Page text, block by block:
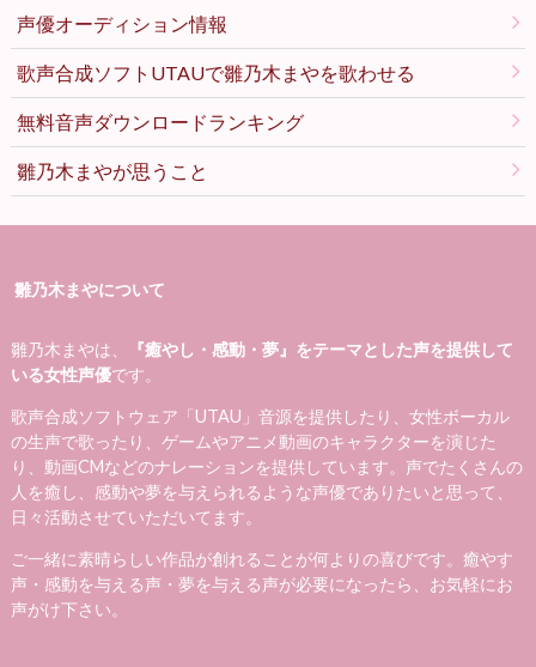
声優オーディション情報
歌声合成ソフトUTAUで雛乃木まやを歌わせる
無料音声ダウンロードランキング
雛乃木まやが思うこと
雛乃木まやについて
雛乃木まやは、
『癒やし・感動・夢』をテーマとした声を提供して
いる女性声優です。
歌声合成ソフトウェア「UTAU」音源を提供したり、女性ボーカル
の生声で歌ったり、ゲームやアニメ動画のキャラクターを演じた
り、動画CMなどのナレーションを提供しています。声でたくさんの
人を癒し、感動や夢を与えられるような声優でありたいと思って、
日々活動させていただいてます。
ご一緒に素晴らしい作品が創れることが何よりの喜びです。癒やす
声・感動を与える声・夢を与える声が必要になったら、お気軽にお
声がけ下さい。